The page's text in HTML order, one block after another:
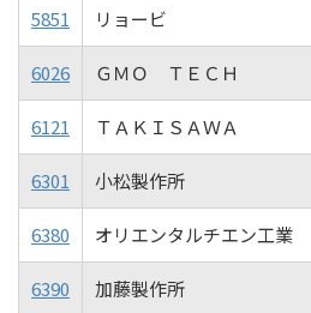
5851 リョービ
6026 ＧＭＯ ＴＥＣＨ
6121 ＴＡＫＩＳＡＷＡ
6301 小松製作所
6380 オリエンタルチエン工業
6390 加藤製作所